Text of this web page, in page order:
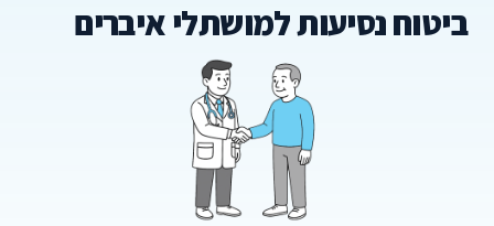
ביטוח נסיעות למושתלי איברים